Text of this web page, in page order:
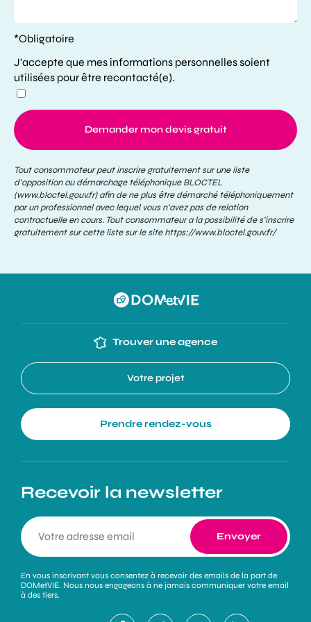
*Obligatoire
J'accepte que mes informations personnelles soient
utilisées pour être recontacté(e).
Demander mon devis gratuit
Tout consommateur peut inscrire gratuitement sur une liste
d’opposition au démarchage téléphonique BLOCTEL
(www.bloctel.gouv.fr) afin de ne plus être démarché téléphoniquement
par un professionnel avec lequel vous n’avez pas de relation
contractuelle en cours. Tout consommateur a la possibilité de s’inscrire
gratuitement sur cette liste sur le sitehttps://www.bloctel.gouv.fr/
Trouver une agence
Votre projet
Prendre rendez-vous
Recevoir la newsletter
En vous inscrivant vous consentez à recevoir des emails de la part de
DOMetVIE. Nous nous engageons à ne jamais communiquer votre email
à des tiers.